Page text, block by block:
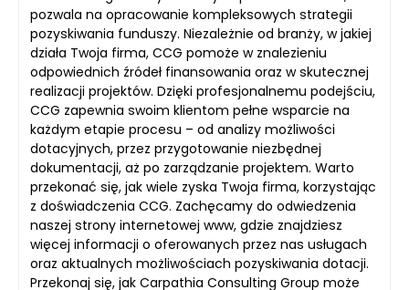
pozwala na opracowanie kompleksowych strategii
pozyskiwania funduszy. Niezależnie od branży, w jakiej
działa Twoja firma, CCG pomoże w znalezieniu
odpowiednich źródeł finansowania oraz w skutecznej
realizacji projektów. Dzięki profesjonalnemu podejściu,
CCG zapewnia swoim klientom pełne wsparcie na
każdym etapie procesu – od analizy możliwości
dotacyjnych, przez przygotowanie niezbędnej
dokumentacji, aż po zarządzanie projektem. Warto
przekonać się, jak wiele zyska Twoja firma, korzystając
z doświadczenia CCG. Zachęcamy do odwiedzenia
naszej strony internetowej www, gdzie znajdziesz
więcej informacji o oferowanych przez nas usługach
oraz aktualnych możliwościach pozyskiwania dotacji.
Przekonaj się, jak Carpathia Consulting Group może